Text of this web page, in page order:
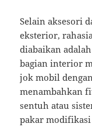
Selain aksesori
eksterior,
diabaikan
bagian interior
jok mobil
menambahkan
sentuh atau
pakar modifikasi